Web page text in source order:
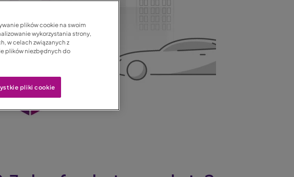
plików cookie na swoim
wykorzystania strony,
w celach związanych z
plików niezbędnych do
pliki cookie